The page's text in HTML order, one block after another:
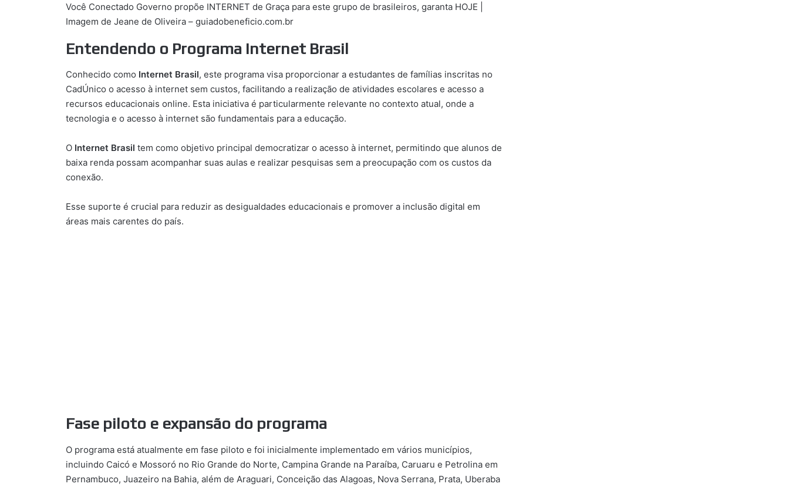
Você Conectado Governo propõe INTERNET de Graça para este grupo de brasileiros, garanta HOJE |
Imagem de Jeane de Oliveira – guiadobeneficio.com.br
Entendendo o Programa Internet Brasil
Conhecido como Internet Brasil, este programa visa proporcionar a estudantes de famílias inscritas no
CadÚnico o acesso à internet sem custos, facilitando a realização de atividades escolares e acesso a
recursos educacionais online. Esta iniciativa é particularmente relevante no contexto atual, onde a
tecnologia e o acesso à internet são fundamentais para a educação.
O Internet Brasil tem como objetivo principal democratizar o acesso à internet, permitindo que alunos de
baixa renda possam acompanhar suas aulas e realizar pesquisas sem a preocupação com os custos da
conexão.
Esse suporte é crucial para reduzir as desigualdades educacionais e promover a inclusão digital em
áreas mais carentes do país.
Fase piloto e expansão do programa
O programa está atualmente em fase piloto e foi inicialmente implementado em vários municípios,
incluindo Caicó e Mossoró no Rio Grande do Norte, Campina Grande na Paraíba, Caruaru e Petrolina em
Pernambuco, Juazeiro na Bahia, além de Araguari, Conceição das Alagoas, Nova Serrana, Prata, Uberaba